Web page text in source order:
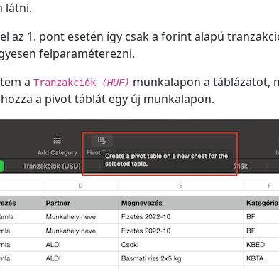
látni.
az 1. pont esetén így csak a forint alapú
felparaméterezni.
a Tranzakciók (HUF) munkalapon a táblázatot,
a pivot táblát egy új munkalapon.